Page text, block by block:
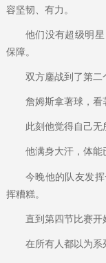
容坚韧、有力。
他们没有超级明
保障。
双方鏖战到了第二
詹姆斯拿著球，看
此刻他觉得自己无
他满身大汗，体能
今晚他的队友发
挥糟糕。
直到第四节比赛开
在所有人都以为系